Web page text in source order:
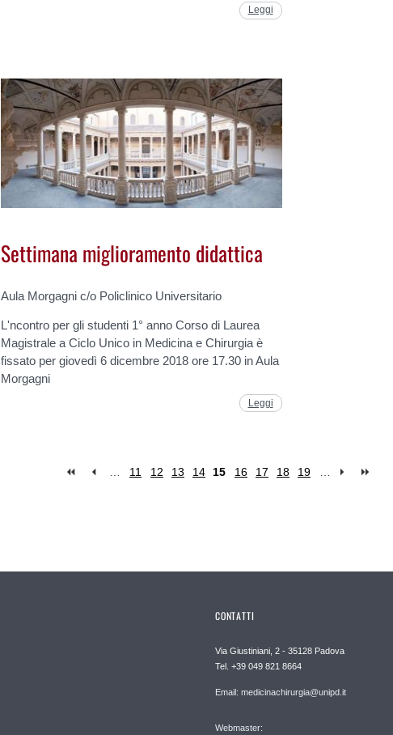
Leggi
Settimana miglioramento didattica
Aula Morgagni c/o Policlinico Universitario
L'ncontro per gli studenti 1° anno Corso di Laurea
Magistrale a Ciclo Unico in Medicina e Chirurgia è
fissato per giovedì 6 dicembre 2018 ore 17.30 in Aula
Morgagni
Leggi
… 11 12 13 14 15 16 17 18 19 …
CONTATTI
Via Giustiniani, 2 - 35128 Padova
Tel. +39 049 821 8664
Email: medicinachirurgia@unipd.it
Webmaster: